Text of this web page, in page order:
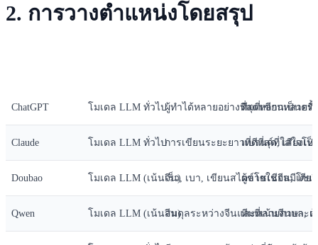
2. การวางตำแหน่งโดยสรุป
ChatGPT โมเดล LLM ทั่วไปผู้ทำได้หลายอย่างที่สุดหลากหลาย
ทีมที่เขียนเป็นครั้
Claude โมเดล LLM ทั่วไปการเขียนระยะยาวที่ดีที่สุด, เสียงเ
แบรนด์ที่ใส่ใจโท
Doubao โมเดล LLM (เน้นจีน)เร็ว, เบา, เขียนสไตล์โซเชียลมีเดีย
ผู้ขายในจีน, โซเ
Qwen โมเดล LLM (เน้นจีน)สมดุลระหว่างจีนและหลายภาษา, เ
ทีมที่เน้นจีนและต้